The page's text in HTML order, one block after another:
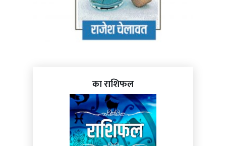
का राशिफल